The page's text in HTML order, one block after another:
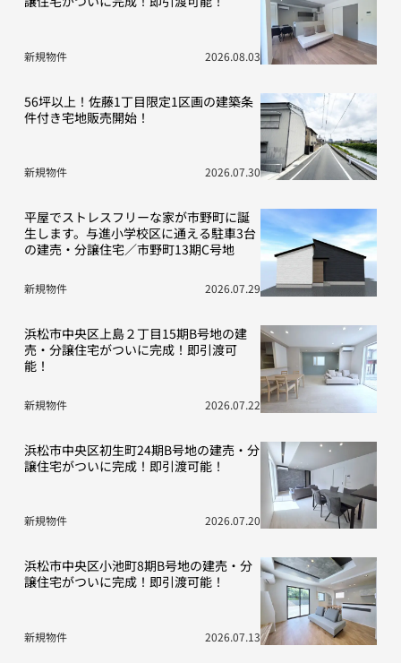
新規物件 2026.08.03
56坪以上！佐藤1丁目限定1区画の建築条
件付き宅地販売開始！
新規物件 2026.07.30
平屋でストレスフリーな家が市野町に誕
生します。与進小学校区に通える駐車3台
の建売・分譲住宅／市野町13期C号地
新規物件 2026.07.29
浜松市中央区上島２丁目15期B号地の建
売・分譲住宅がついに完成！即引渡可
能！
新規物件 2026.07.22
浜松市中央区初生町24期B号地の建売・分
譲住宅がついに完成！即引渡可能！
新規物件 2026.07.20
浜松市中央区小池町8期B号地の建売・分
譲住宅がついに完成！即引渡可能！
新規物件 2026.07.13